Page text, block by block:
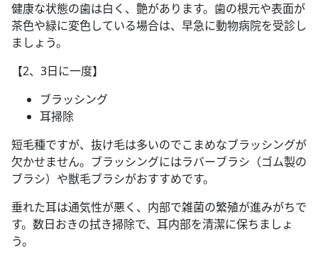
健康な状態の歯は白く、艶があります。歯の根元や表面が
茶色や緑に変色している場合は、早急に動物病院を受診し
ましょう。
【2、3日に一度】
ブラッシング
耳掃除
短毛種ですが、抜け毛は多いのでこまめなブラッシングが
欠かせません。ブラッシングにはラバーブラシ（ゴム製の
ブラシ）や獣毛ブラシがおすすめです。
垂れた耳は通気性が悪く、内部で雑菌の繁殖が進みがちで
す。数日おきの拭き掃除で、耳内部を清潔に保ちましょ
う。